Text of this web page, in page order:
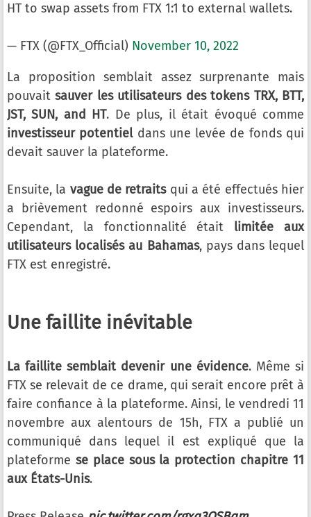
HT to swap assets from FTX 1:1 to external wallets.
— FTX (@FTX_Official) November 10, 2022
La proposition semblait assez surprenante mais
pouvait sauver les utilisateurs des tokens TRX, BTT,
JST, SUN, and HT. De plus, il était évoqué comme
investisseur potentiel dans une levée de fonds qui
devait sauver la plateforme.
Ensuite, la vague de retraitsqui a été effectués hier
a brièvement redonné espoirs aux investisseurs.
Cependant, la fonctionnalité était limitée aux
utilisateurs localisés au Bahamas, pays dans lequel
FTX est enregistré.
Une faillite inévitable
La faillite semblait devenir une évidence. Même si
FTX se relevait de ce drame, qui serait encore prêt à
faire confiance à la plateforme. Ainsi, le vendredi 11
novembre aux alentours de 15h, FTX a publié un
communiqué dans lequel il est expliqué que la
plateforme se place sous la protection chapitre 11
aux États-Unis.